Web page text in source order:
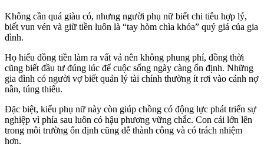
Không cần quá giàu có, nhưng người phụ nữ biết chi tiêu hợp lý,
biết vun vén và giữ tiền luôn là “tay hòm chìa khóa” quý giá của gia
đình.
Họ hiểu đồng tiền làm ra vất vả nên không phung phí, đồng thời
cũng biết đầu tư đúng lúc để cuộc sống ngày càng ổn định. Những
gia đình có người vợ biết quản lý tài chính thường ít rơi vào cảnh nợ
nần, túng thiếu.
Đặc biệt, kiểu phụ nữ này còn giúp chồng có động lực phát triển sự
nghiệp vì phía sau luôn có hậu phương vững chắc. Con cái lớn lên
trong môi trường ổn định cũng dễ thành công và có trách nhiệm
hơn.